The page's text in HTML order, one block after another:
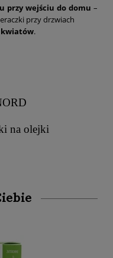
przy wejściu do domu –
przy drzwiach
kwiatów.
na olejki